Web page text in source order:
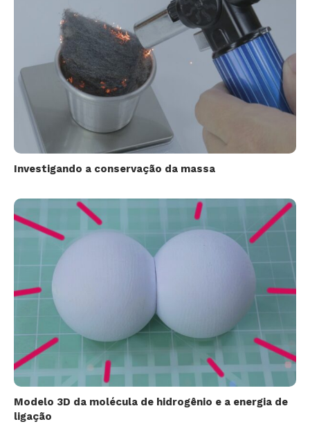
Investigando a conservação da massa
Modelo 3D da molécula de hidrogênio e a energia de
ligação